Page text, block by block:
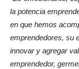
la potencia
en que hemos
emprendedores, su
innovar y agregar
emprendedor,